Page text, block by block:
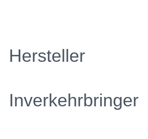
Hersteller
Inverkehrbringer